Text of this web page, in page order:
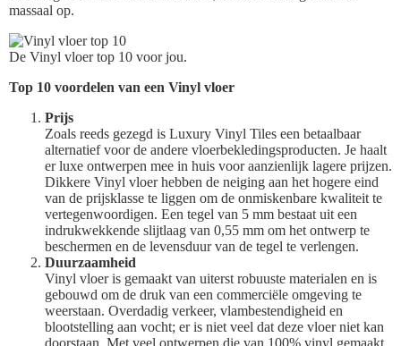
massaal op.
De Vinyl vloer top 10 voor jou.
Top 10 voordelen van een Vinyl vloer
Prijs
Zoals reeds gezegd is Luxury Vinyl Tiles een betaalbaar
alternatief voor de andere vloerbekledingsproducten. Je haalt
er luxe ontwerpen mee in huis voor aanzienlijk lagere prijzen.
Dikkere Vinyl vloer hebben de neiging aan het hogere eind
van de prijsklasse te liggen om de onmiskenbare kwaliteit te
vertegenwoordigen. Een tegel van 5 mm bestaat uit een
indrukwekkende slijtlaag van 0,55 mm om het ontwerp te
beschermen en de levensduur van de tegel te verlengen.
Duurzaamheid
Vinyl vloer is gemaakt van uiterst robuuste materialen en is
gebouwd om de druk van een commerciële omgeving te
weerstaan. Overdadig verkeer, vlambestendigheid en
blootstelling aan vocht; er is niet veel dat deze vloer niet kan